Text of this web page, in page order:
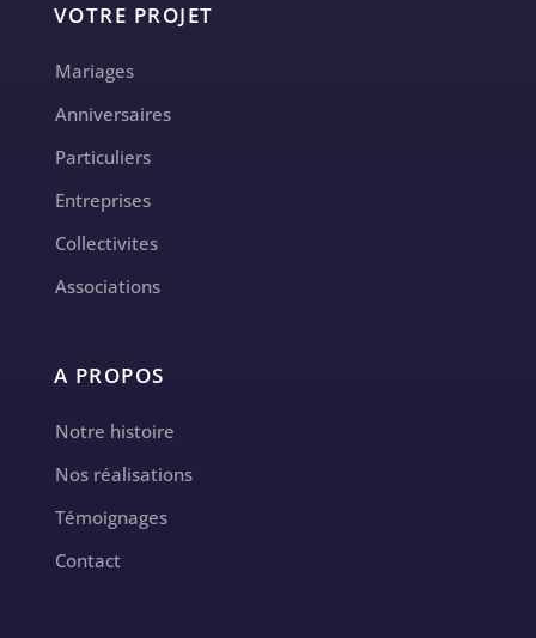
VOTRE PROJET
Mariages
Anniversaires
Particuliers
Entreprises
Collectivites
Associations
A PROPOS
Notre histoire
Nos réalisations
Témoignages
Contact